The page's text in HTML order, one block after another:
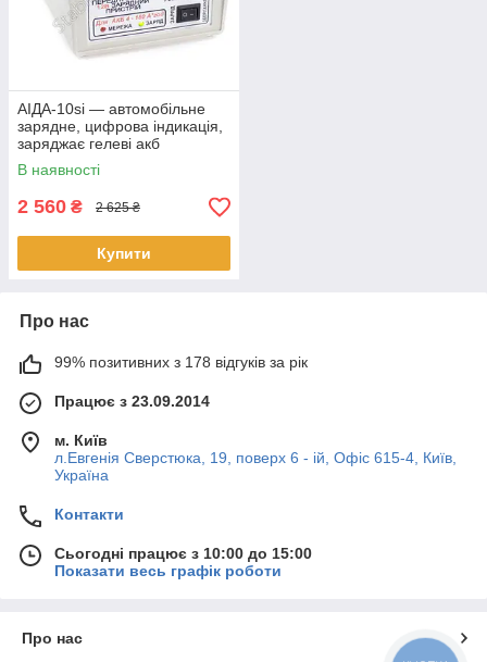
АІДА-10si — автомобільне
зарядне, цифрова індикація,
заряджає гелеві акб
В наявності
2 560 ₴ 2 625 ₴
Купити
Про нас
99% позитивних з 178 відгуків за рік
Працює з 23.09.2014
м. Київ
л.Евгенія Сверстюка, 19, поверх 6 - ій, Офіс 615-4, Київ,
Україна
Контакти
Сьогодні працює з 10:00 до 15:00
Показати весь графік роботи
Про нас